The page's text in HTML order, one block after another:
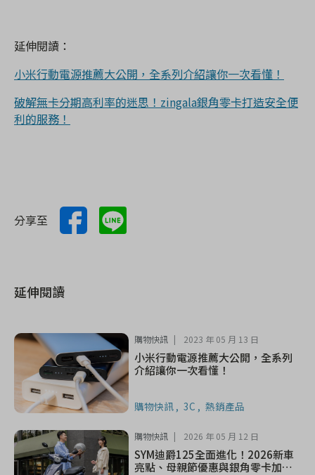
延伸閱讀：
小米行動電源推薦大公開，全系列介紹讓你一次看懂！
破解無卡分期高利率的迷思！zingala銀角零卡打造安全便
利的服務！
分享至
延伸閱讀
購物快訊 2023 年 05 月 13 日
小米行動電源推薦大公開，全系列
介紹讓你一次看懂！
購物快訊 3C 熱銷產品
購物快訊 2026 年 05 月 12 日
SYM迪爵125全面進化！2026新車
亮點、母親節優惠與銀角零卡加碼